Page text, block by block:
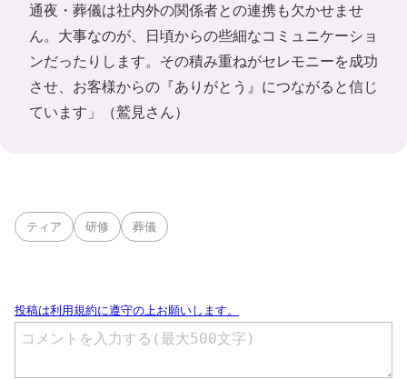
通夜・葬儀は社内外の関係者との連携も欠かせませ
ん。大事なのが、日頃からの些細なコミュニケーショ
ンだったりします。その積み重ねがセレモニーを成功
させ、お客様からの『ありがとう』につながると信じ
ています」（鷲見さん）
ティア 研修 葬儀